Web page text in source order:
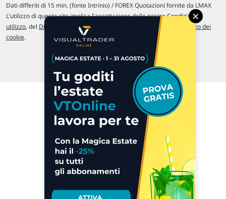
Dati differiti di 15 min. (fonte Intrinio) / FOREX Quotazioni fornite da LMAX
L'utilizzo di questo sito implica l'accettazione delle nostreCondizioni di
utilizzo, del Disclaimer MAR, delle Politiche sulla privacy
Utilizzo dei
cookie.
×